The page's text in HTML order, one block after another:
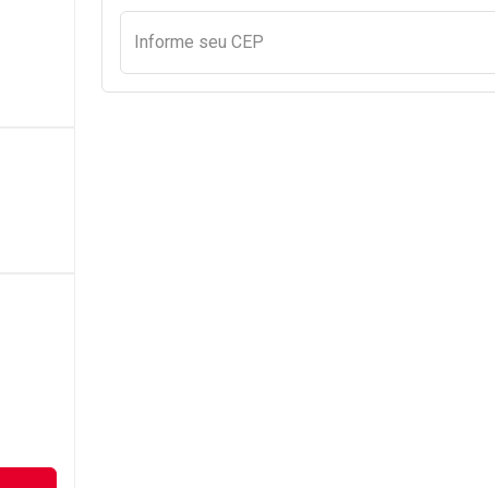
Informe seu CEP